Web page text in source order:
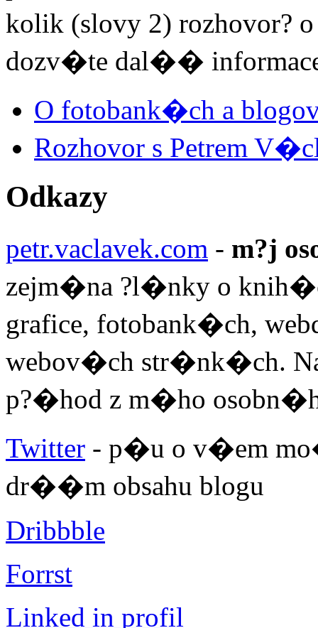
kolik (slovy 2) rozhovor?
dozv�te dal��
O fotobank�ch a
Rozhovor s Petrem
Odkazy
petr.vaclavek.com - m?j
zejm�na ?l�nky o
grafice, fotobank�ch,
webov�ch str�nk�ch.
p?�hod z m�ho
Twitter - p�u o v�em
dr��m obsahu blogu
Dribbble
Forrst
Linked in profil